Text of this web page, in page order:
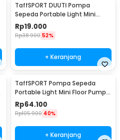
TaffSPORT DUUTI Pompa
Sepeda Portable Light Mini
Pump - PP05
Rp19.000
Rp38.900 52%
+ Keranjang
TaffSPORT Pompa Sepeda
Portable Light Mini Floor Pump
160 PSI - PM50
Rp64.100
Rp105.900 40%
+ Keranjang